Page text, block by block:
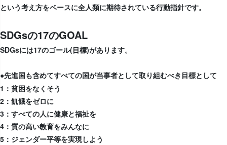
という考え方をベースに全人類に期待されている行動指針です。
SDGsの17のGOAL
SDGsには17のゴール(目標)があります。
●先進国も含めてすべての国が当事者として取り組むべき目標として
1：貧困をなくそう
2：飢餓をゼロに
3：すべての人に健康と福祉を
4：質の高い教育をみんなに
5：ジェンダー平等を実現しよう